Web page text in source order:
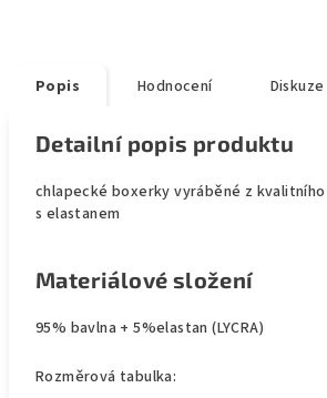
Popis Hodnocení Diskuze
Detailní popis produktu
chlapecké boxerky vyráběné z
s elastanem
Materiálové složení
95% bavlna + 5%elastan (LYCRA)
Rozměrová tabulka: